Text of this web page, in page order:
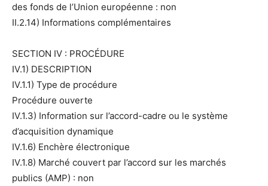
des fonds de l’Union européenne : non
II.2.14) Informations complémentaires
SECTION IV : PROCÉDURE
IV.1) DESCRIPTION
IV.1.1) Type de procédure
Procédure ouverte
IV.1.3) Information sur l’accord-cadre ou le système
d’acquisition dynamique
IV.1.6) Enchère électronique
IV.1.8) Marché couvert par l’accord sur les marchés
publics (AMP) : non